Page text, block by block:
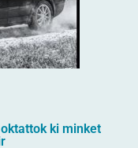
ki minket